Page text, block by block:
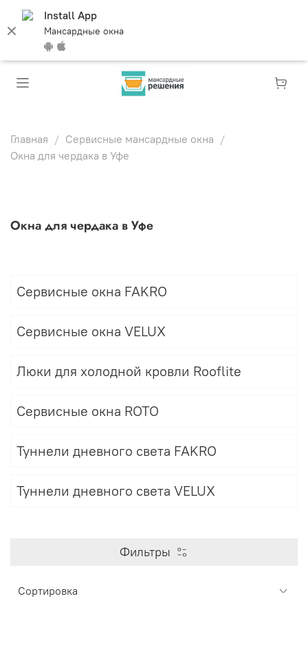
Install App
Мансардные окна
Главная
Сервисные мансардные окна
Окна для чердака в Уфе
Окна для чердака в Уфе
Сервисные окна FAKRO
Сервисные окна VELUX
Люки для холодной кровли Rooflite
Сервисные окна ROTO
Туннели дневного света FAKRO
Туннели дневного света VELUX
Фильтры